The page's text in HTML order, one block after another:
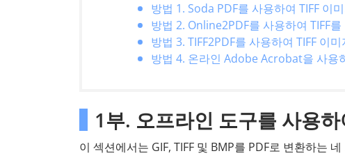
방법 1. Soda PDF를 사용하여 TIFF 이
방법 2. Online2PDF를 사용하여 TIFF
방법 3. TIFF2PDF를 사용하여 TIFF 이
방법 4. 온라인 Adobe Acrobat을 사용
1부. 오프라인 도구를 사용
이 섹션에서는 GIF, TIFF 및 BMP를 PDF로 변환하는